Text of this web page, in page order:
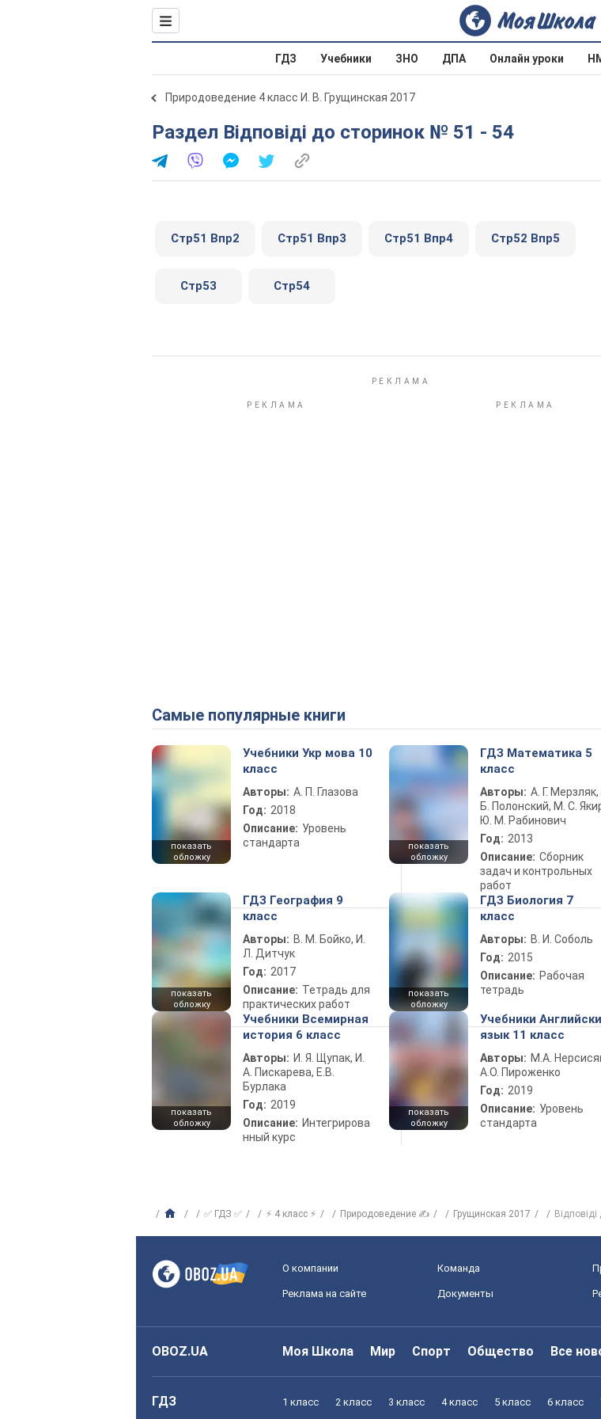
ГДЗ Учебники ЗНО ДПА Онлайн уроки
Природоведение 4 класс И. В. Грущинская 2017
Раздел Відповіді до сторинок № 51 - 54
Стр51 Впр2 Стр51 Впр3 Стр51 Впр4 Стр52 Впр5
Стр53 Стр54
Самые популярные книги
показать
обложку
Учебники Укр мова 10
класс
Авторы: А. П. Глазова
Год: 2018
Описание: Уровень
стандарта
показать
обложку
ГДЗ Математика 5
класс
Авторы: А. Г. Мерзляк,
Б. Полонский, М. С.
Ю. М. Рабинович
Год: 2013
Описание: Сборник
задач и контрольных
работ
показать
обложку
ГДЗ География 9
класс
Авторы: В. М. Бойко, И.
Л. Дитчук
Год: 2017
Описание: Тетрадь для
практических работ
показать
обложку
ГДЗ Биология 7
класс
Авторы: В. И. Соболь
Год: 2015
Описание: Рабочая
тетрадь
показать
обложку
Учебники Всемирная
история 6 класс
Авторы: И. Я. Щупак, И.
А. Пискарева, Е.В.
Бурлака
Год: 2019
Описание: Интегрирова
нный курс
показать
обложку
Учебники
язык 11 класс
Авторы: М.А.
А.О. Пироженко
Год: 2019
Описание: Уровень
стандарта
✅ ГДЗ ✅ ⚡ 4 класс ⚡ Природоведение ✍ Грущинская 2017
О компании Команда
Реклама на сайте Документы
OBOZ.UA Моя Школа Мир Спорт Общество Все
ГДЗ 1 класс 2 класс 3 класс 4 класс 5 класс 6 класс